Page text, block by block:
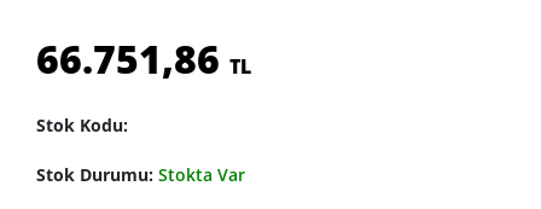
66.751,86 TL
Stok Kodu:
Stok Durumu: Stokta Var